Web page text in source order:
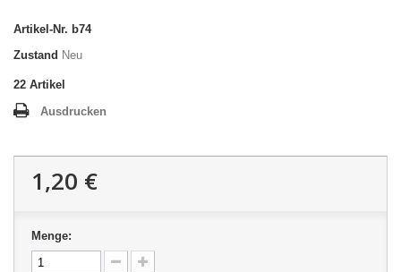
Artikel-Nr. b74
Zustand Neu
22 Artikel
Ausdrucken
1,20 €
Menge: